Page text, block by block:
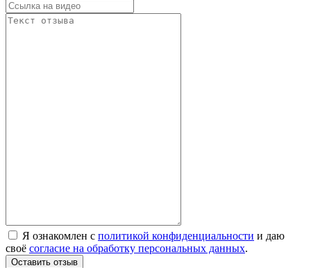
Я ознакомлен с политикой конфиденциальности и даю
своё согласие на обработку персональных данных.
Оставить отзыв